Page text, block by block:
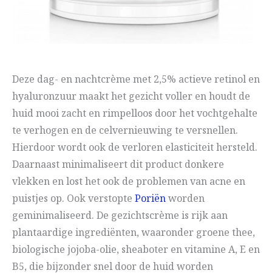
Deze dag- en nachtcrème met 2,5% actieve retinol en
hyaluronzuur maakt het gezicht voller en houdt de
huid mooi zacht en rimpelloos door het vochtgehalte
te verhogen en de celvernieuwing te versnellen.
Hierdoor wordt ook de verloren elasticiteit hersteld.
Daarnaast minimaliseert dit product donkere
vlekken en lost het ook de problemen van acne en
puistjes op. Ook verstopte Poriënworden
geminimaliseerd. De gezichtscrème is rijk aan
plantaardige ingrediënten, waaronder groene thee,
biologische jojoba-olie, sheaboter en vitamine A, E en
B5, die bijzonder snel door de huid worden